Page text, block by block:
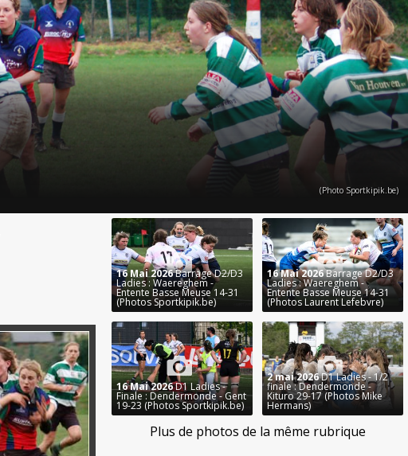
(Photo Sportkipik.be)
16 Mai 2026Barrage D2/D3
Ladies : Waereghem -
Entente Basse Meuse 14-31
(Photos Sportkipik.be)
16 Mai 2026Barrage D2/D3
Ladies : Waereghem -
Entente Basse Meuse 14-31
(Photos Laurent Lefebvre)
16 Mai 2026D1 Ladies -
Finale : Dendermonde - Gent
19-23 (Photos Sportkipik.be)
2 mai 2026D1 Ladies - 1/2
finale : Dendermonde -
Kituro 29-17 (Photos Mike
Hermans)
Plus de photos de la même rubrique